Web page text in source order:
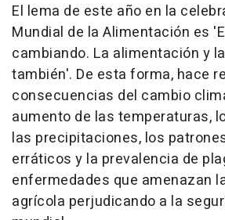
El lema de este año en la
Mundial de la Alimentación es
cambiando. La alimentación y
también'. De esta forma, hace
consecuencias del cambio
aumento de las temperaturas,
las precipitaciones, los
erráticos y la prevalencia de
enfermedades que amenazan
agrícola perjudicando a la